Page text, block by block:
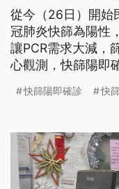
從今（26日）開始
冠肺炎快篩為陽性
讓PCR需求大減，
心觀測，快篩陽即
性，請務必做PCR
快篩陽即確診 快